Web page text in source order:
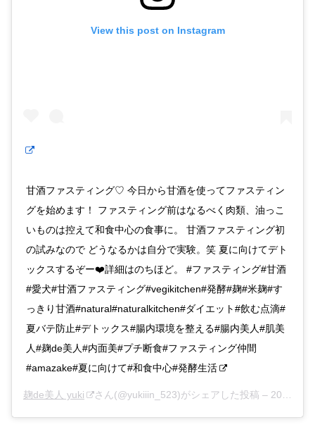
View this post on Instagram
甘酒ファスティング♡ 今日から甘酒を使ってファスティン
グを始めます！ ファスティング前はなるべく肉類、油っこ
いものは控えて和食中心の食事に。 甘酒ファスティング初
の試みなので どうなるかは自分で実験。笑 夏に向けてデト
ックスするぞー❤️詳細はのちほど。 #ファスティング#甘酒
#愛犬#甘酒ファスティング#vegikitchen#発酵#麹#米麹#す
っきり甘酒#natural#naturalkitchen#ダイエット#飲む点滴#
夏バテ防止#デトックス#腸内環境を整える#腸内美人#肌美
人#麹de美人#内面美#プチ断食#ファスティング仲間
#amazake#夏に向けて#和食中心#発酵生活
麹de美人 yuki さん(@yukiiin_523)がシェアした投稿 – 2018年 6月月30日午後6時48分PDT